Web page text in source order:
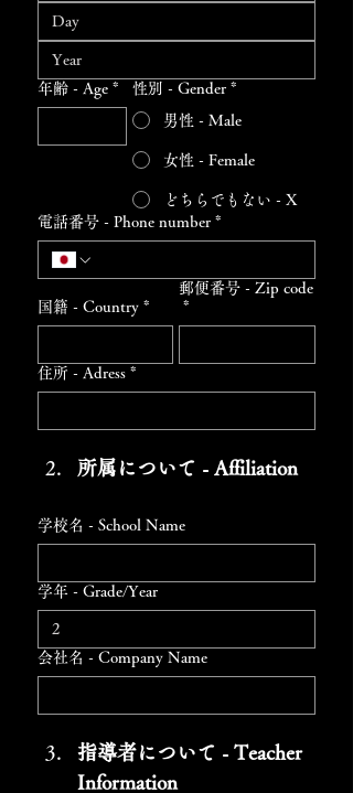
年齢 - Age * 性別 - Gender *
男性 - Male
女性 - Female
どちらでもない - X
電話番号 - Phone number *
国籍 - Country *
郵便番号 - Zip code
*
住所 - Adress *
所属について - Affiliation
学校名 - School Name
学年 - Grade/Year
会社名 - Company Name
指導者について - Teacher
Information